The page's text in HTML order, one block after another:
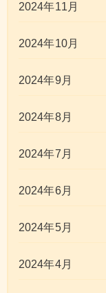
2024年11月
2024年10月
2024年9月
2024年8月
2024年7月
2024年6月
2024年5月
2024年4月